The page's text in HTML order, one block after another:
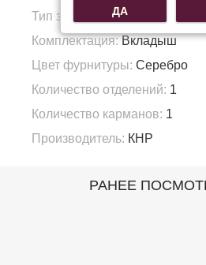
Тип застежки: Магнит
Комплектация:Вкладыш
Цвет фурнитуры: Серебро
Количество отделений: 1
Количество карманов: 1
Производитель: КНР
РАНЕЕ
ДА